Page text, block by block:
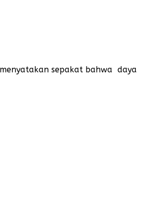
menyatakan sepakat bahwa daya